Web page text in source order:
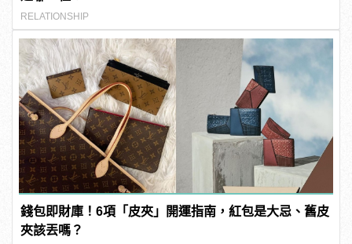
RELATIONSHIP
錢包即財庫！6項「皮夾」開運指南，紅包是大忌、舊皮
夾該丟嗎？